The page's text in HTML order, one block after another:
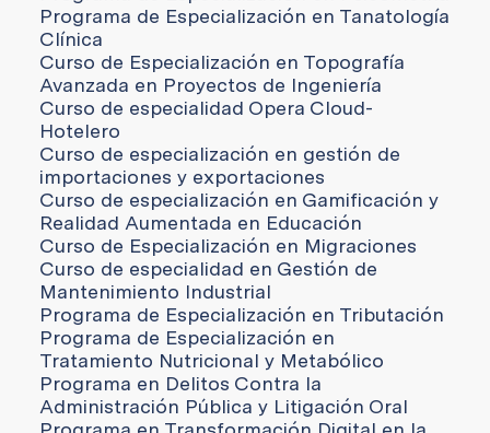
Programa de Especialización en Tanatología
Clínica
Curso de Especialización en Topografía
Avanzada en Proyectos de Ingeniería
Curso de especialidad Opera Cloud-
Hotelero
Curso de especialización en gestión de
importaciones y exportaciones
Curso de especialización en Gamificación y
Realidad Aumentada en Educación
Curso de Especialización en Migraciones
Curso de especialidad en Gestión de
Mantenimiento Industrial
Programa de Especialización en Tributación
Programa de Especialización en
Tratamiento Nutricional y Metabólico
Programa en Delitos Contra la
Administración Pública y Litigación Oral